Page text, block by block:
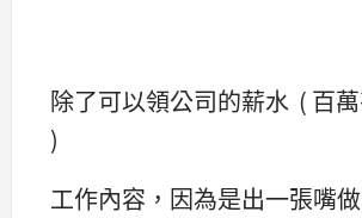
除了可以領公司的薪水 ( 百
)
工作內容，因為是出一張嘴